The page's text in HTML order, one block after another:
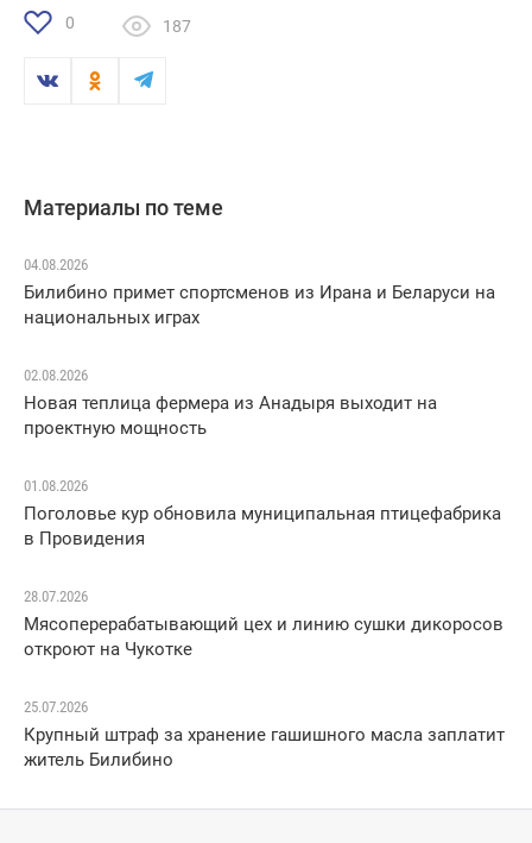
0 187
Материалы по теме
04.08.2026
Билибино примет спортсменов из Ирана и Беларуси на
национальных играх
02.08.2026
Новая теплица фермера из Анадыря выходит на
проектную мощность
01.08.2026
Поголовье кур обновила муниципальная птицефабрика
в Провидения
28.07.2026
Мясоперерабатывающий цех и линию сушки дикоросов
откроют на Чукотке
25.07.2026
Крупный штраф за хранение гашишного масла заплатит
житель Билибино